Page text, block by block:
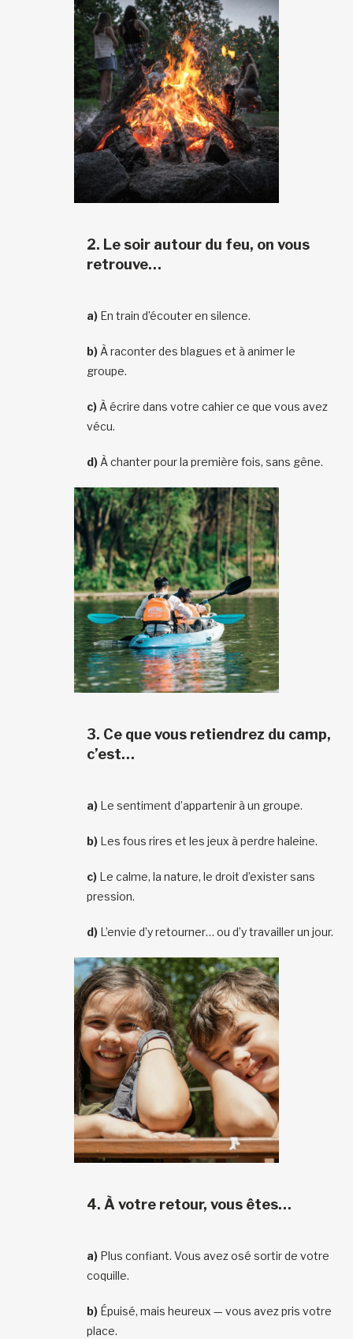
2. Le soir autour du feu, on vous
retrouve…
a) En train d’écouter en silence.
b) À raconter des blagues et à animer le
groupe.
c) À écrire dans votre cahier ce que vous avez
vécu.
d) À chanter pour la première fois, sans gêne.
3. Ce que vous retiendrez du camp,
c’est…
a) Le sentiment d’appartenir à un groupe.
b) Les fous rires et les jeux à perdre haleine.
c) Le calme, la nature, le droit d’exister sans
pression.
d) L’envie d’y retourner… ou d’y travailler un jour.
4. À votre retour, vous êtes…
a) Plus confiant. Vous avez osé sortir de votre
coquille.
b) Épuisé, mais heureux — vous avez pris votre
place.